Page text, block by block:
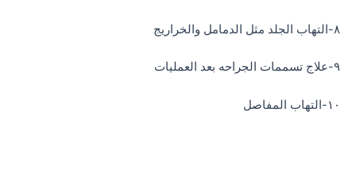
٨-التهاب الجلد مثل الدمامل والخراريج
٩-علاج تسممات الجراحه بعد العمليات
١٠-التهاب المفاصل